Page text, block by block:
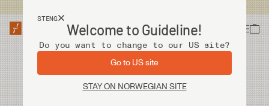
STENG
Welcome to Guideline!
Do you want to change to our US site?
Go to US site
STAY ON NORWEGIAN SITE